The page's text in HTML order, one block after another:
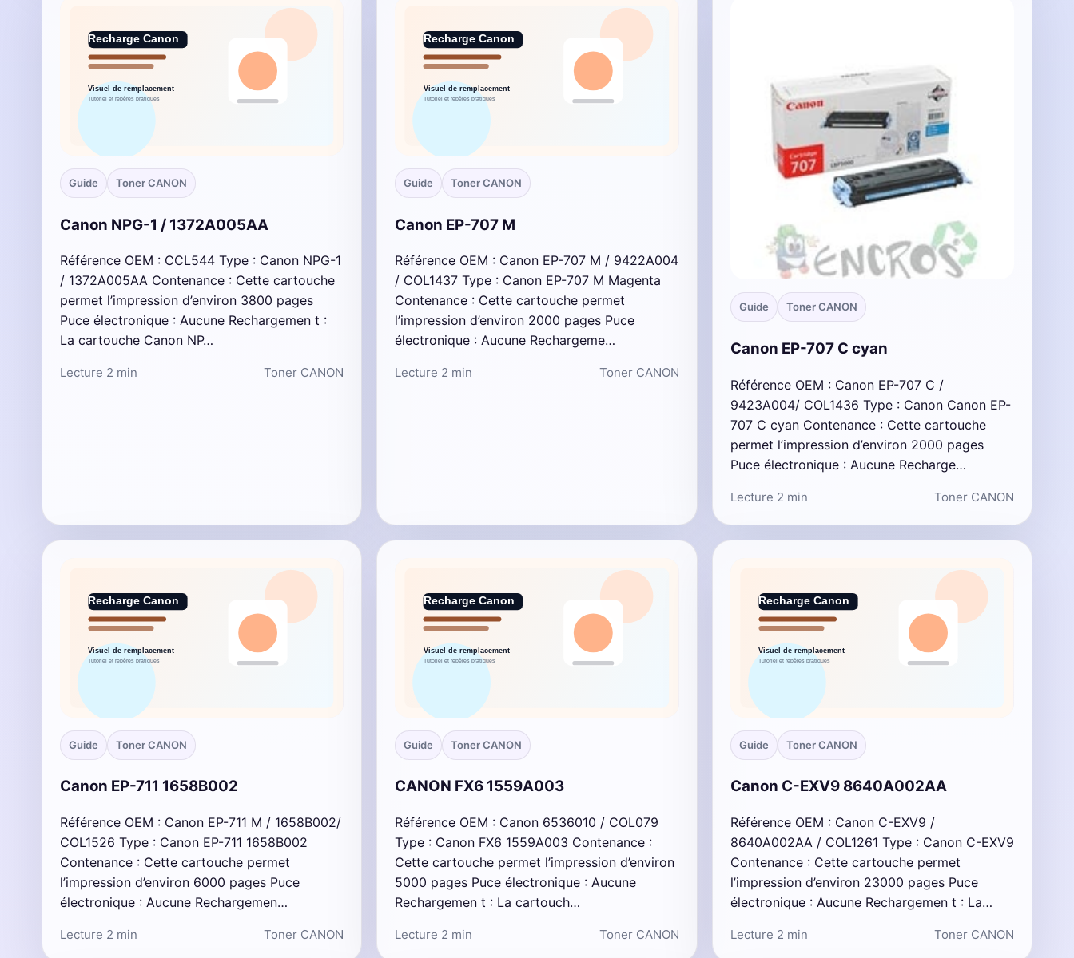
Guide Toner CANON
Canon NPG-1 / 1372A005AA
Référence OEM : CCL544 Type : Canon NPG-1
/ 1372A005AA Contenance : Cette cartouche
permet l’impression d’environ 3800 pages
Puce électronique : Aucune Rechargemen t :
La cartouche Canon NP…
Lecture 2 min Toner CANON
Guide Toner CANON
Canon EP-707 M
Référence OEM : Canon EP-707 M / 9422A004
/ COL1437 Type : Canon EP-707 M Magenta
Contenance : Cette cartouche permet
l’impression d’environ 2000 pages Puce
électronique : Aucune Rechargeme…
Lecture 2 min Toner CANON
Guide Toner CANON
Canon EP-707 C cyan
Référence OEM : Canon EP-707 C /
9423A004/ COL1436 Type : Canon Canon EP-
707 C cyan Contenance : Cette cartouche
permet l’impression d’environ 2000 pages
Puce électronique : Aucune Recharge…
Lecture 2 min Toner CANON
Guide Toner CANON
Canon EP-711 1658B002
Référence OEM : Canon EP-711 M / 1658B002/
COL1526 Type : Canon EP-711 1658B002
Contenance : Cette cartouche permet
l’impression d’environ 6000 pages Puce
électronique : Aucune Rechargemen…
Lecture 2 min Toner CANON
Guide Toner CANON
CANON FX6 1559A003
Référence OEM : Canon 6536010 / COL079
Type : Canon FX6 1559A003 Contenance :
Cette cartouche permet l’impression d’environ
5000 pages Puce électronique : Aucune
Rechargemen t : La cartouch…
Lecture 2 min Toner CANON
Guide Toner CANON
Canon C-EXV9 8640A002AA
Référence OEM : Canon C-EXV9 /
8640A002AA / COL1261 Type : Canon C-EXV9
Contenance : Cette cartouche permet
l’impression d’environ 23000 pages Puce
électronique : Aucune Rechargemen t : La…
Lecture 2 min Toner CANON